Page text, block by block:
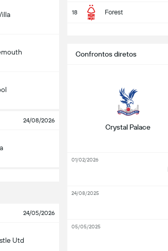
24/08/2026
24/05/2026
Utd
18 Forest
Confrontos diretos
Crystal Palace
01/02/2026
24/08/2025
05/05/2025